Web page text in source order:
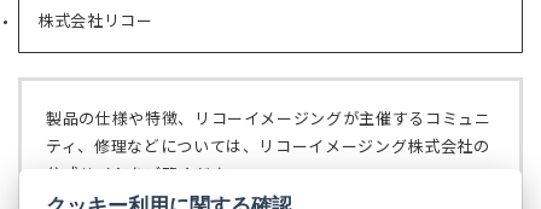
で
開
く）
タ
ブ
で
く）
株式会社リコー
（新
ブ
で
開
製品の仕様や特徴、リコーイメージングが主催するコミュニ
ティ、修理などについては、リコーイメージング株式会社の
公式サイトをご覧ください。